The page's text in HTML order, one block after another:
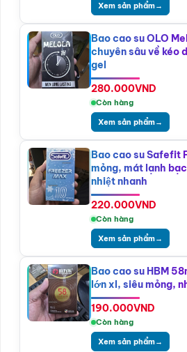
Xem sản phẩm→
Bao cao su OLO
chuyên sâu về kéo
gel
280.000VND
Còn hàng
Xem sản phẩm→
Bao cao su Safefit
mỏng, mát lạnh
nhiệt nhanh
220.000VND
Còn hàng
Xem sản phẩm→
Bao cao su HBM
lớn xl, siêu mỏng,
190.000VND
Còn hàng
Xem sản phẩm→